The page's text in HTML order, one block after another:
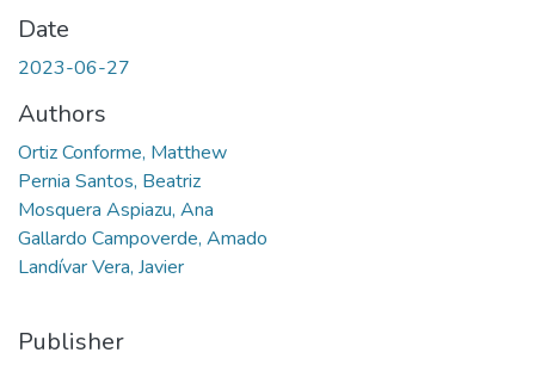
Date
2023-06-27
Authors
Ortiz Conforme, Matthew
Pernia Santos, Beatriz
Mosquera Aspiazu, Ana
Gallardo Campoverde, Amado
Landívar Vera, Javier
Publisher